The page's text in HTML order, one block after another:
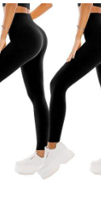
fesses
son
machine
ou
froide,